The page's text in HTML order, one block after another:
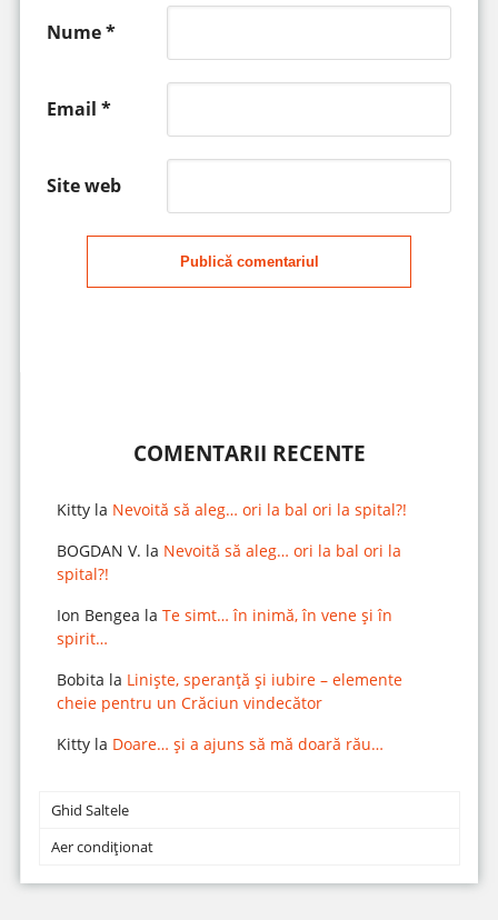
Nume*
Email *
Site web
Publică comentariul
COMENTARII RECENTE
Kittyla Nevoită să aleg… ori la bal ori la spital?!
BOGDAN V. la Nevoită să aleg… ori la bal ori la
spital?!
Ion Bengea la Te simt… în inimă, în vene și în
spirit…
Bobita la Liniște, speranță și iubire – elemente
cheie pentru un Crăciun vindecător
Kittyla Doare… și a ajuns să mă doară rău…
Ghid Saltele
Aer condiționat